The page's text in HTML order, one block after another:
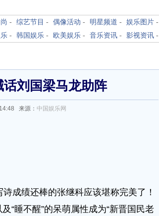
- 综艺节目 - 偶像活动 - 明星频道 - 娱乐图片 -
- 韩国娱乐 - 欧美娱乐 - 音乐资讯 - 影视资讯 -
刘国梁马龙助阵
来源： 中国娱乐网
绩还棒的张继科应该堪称完美了！
“睡不醒”的呆萌属性成为“新晋国民老